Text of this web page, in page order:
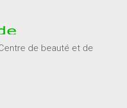
de beauté et de